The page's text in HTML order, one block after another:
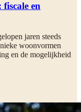
en
jaren steeds
woonvormen
en de mogelijkheid